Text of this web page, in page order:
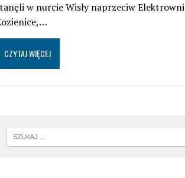
w nurcie Wisły naprzeciw Elektrowni
CZYTAJ WIĘCEJ